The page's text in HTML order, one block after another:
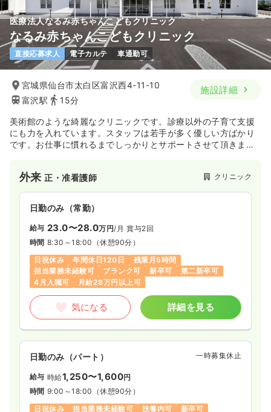
医療法人なるみ赤ちゃんこどもクリニック
なるみ赤ちゃんこどもクリニック
直接応募求人 電子カルテ 車通勤可
宮城県仙台市太白区富沢西4-11-10
富沢駅
15分
施設詳細
美術館のような綺麗なクリニックです。診療以外の子育て支援
にも力を入れています。スタッフは若手が多く優しい方ばかり
です。お仕事に慣れるまでしっかりとサポートさせて頂きま
外来正・准看護師 クリニック
日勤のみ（常勤）
給与 23.0〜28.0万円/月 賞与2回
時間 8:30～18:00 （休憩90分）
日祝休み
年間休日120日
残業月5時間
担当業務未経験可
ブランク可 新卒可
第二新卒可
4月入職可
月給28万円以上可
気になる 詳細を見る
日勤のみ（パート） 一時募集休止
給与 時給1,250〜1,600円
時間 9:00～18:00 （休憩90分）
日祝休み
担当業務未経験可 扶養内可
新卒可